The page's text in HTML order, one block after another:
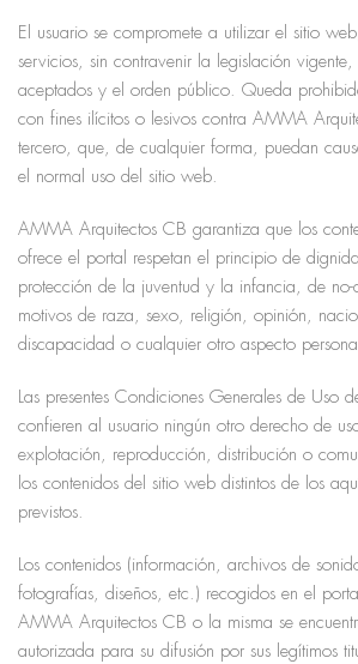
El usuario se compromete a utilizar el sitio
servicios, sin contravenir la legislación vigente,
aceptados y el orden público. Queda
con fines ilícitos o lesivos contra AMMA
tercero, que, de cualquier forma, puedan
el normal uso del sitio web.
AMMA Arquitectos CB garantiza que los
ofrece el portal respetan el principio de
protección de la juventud y la infancia, de no-
motivos de raza, sexo, religión, opinión,
discapacidad o cualquier otro aspecto
Las presentes Condiciones Generales de Uso
confieren al usuario ningún otro derecho de
explotación, reproducción, distribución o
los contenidos del sitio web distintos de los
previstos.
Los contenidos (información, archivos de
fotografías, diseños, etc.) recogidos en el
AMMA Arquitectos CB o la misma se
autorizada para su difusión por sus legítimos